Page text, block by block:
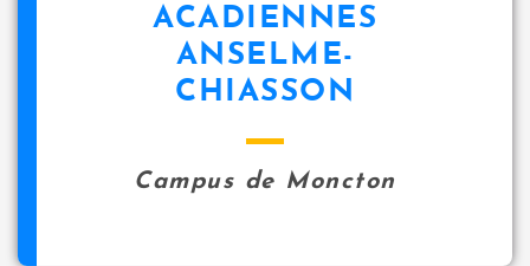
ACADIENNES
ANSELME-
CHIASSON
Campus de Moncton